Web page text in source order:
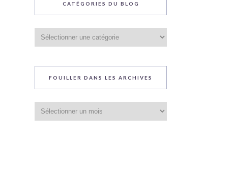
CATÉGORIES DU BLOG
du
blog
FOUILLER DANS LES ARCHIVES
dans
les